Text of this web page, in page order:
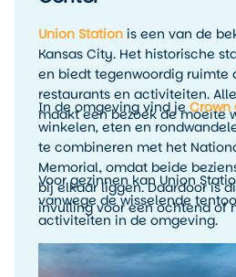
Union Station is een van de
Kansas City. Het historische
en biedt tegenwoordig ruimte
restaurants en activiteiten.
maakt een bezoek de moeite
In de omgeving vind jeCrown
winkelen, eten en
te combineren met het
Memorial, omdat beide
bij elkaar liggen. Daardoor is
invulling voor een ochtend of
Voor gezinnen kan Union
vanwege de wisselende
activiteiten in de omgeving.